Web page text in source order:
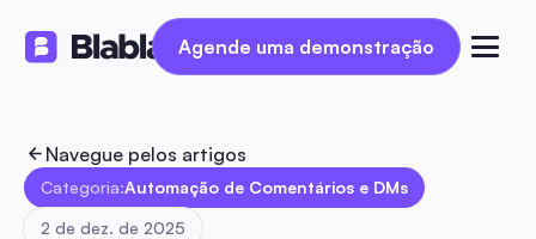
Agende uma demonstração
Agende uma demonstração
Navegue pelos artigos
Categoria:Automação de Comentários e DMs
2 de dez. de 2025